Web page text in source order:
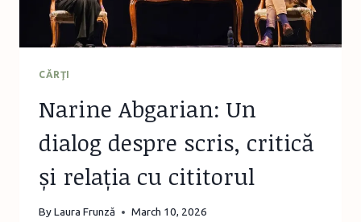
CĂRŢI
Narine Abgarian: Un
dialog despre scris, critică
și relația cu cititorul
ByLaura Frunză March 10, 2026